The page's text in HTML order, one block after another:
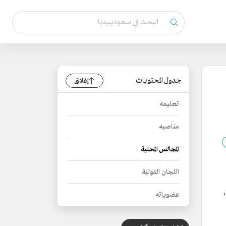
جدول المحتويات إغلاق
تعليمه
مناصبه
المجالس المحلية
اللجان الدولية
عضوياته